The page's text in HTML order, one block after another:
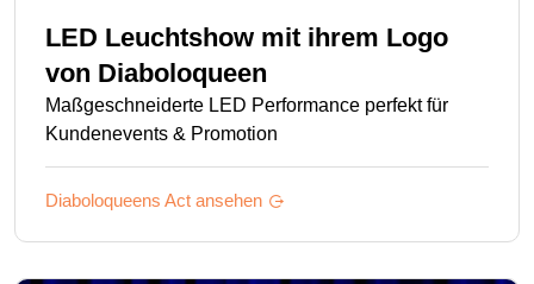
LED Leuchtshow mit ihrem Logo
von Diaboloqueen
Maßgeschneiderte LED Performance perfekt für
Kundenevents & Promotion
Diaboloqueens Act ansehen